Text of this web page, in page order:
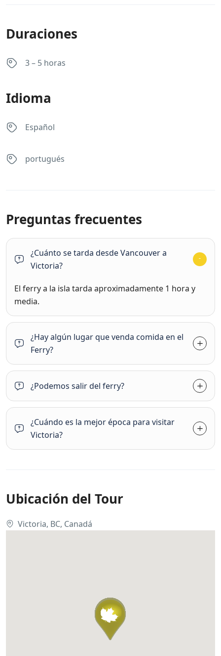
Duraciones
3 – 5 horas
Idioma
Español
portugués
Preguntas frecuentes
¿Cuánto se tarda desde Vancouver a
Victoria?
El ferry a la isla tarda aproximadamente 1 hora y
media.
¿Hay algún lugar que venda comida en el
Ferry?
¿Podemos salir del ferry?
¿Cuándo es la mejor época para visitar
Victoria?
Ubicación del Tour
Victoria, BC, Canadá